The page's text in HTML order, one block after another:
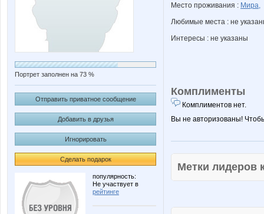
Портрет заполнен на 73 %
Отправить приватное сообщение
Добавить в друзья
Игнорировать
Сделать подарок
популярность:
Не участвует в
рейтинге
Место проживания : Мира,
Любимые места : не
Интересы : не указаны
Комплименты
Комплиментов нет.
Вы не авторизованы!
Метки